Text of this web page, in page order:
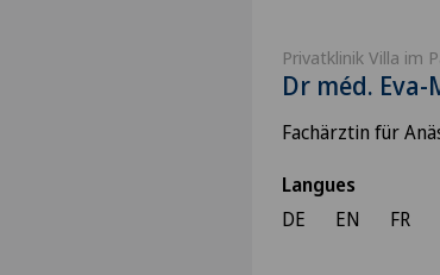
Privatklinik Villa im
Dr méd.
Fachärztin für
Langues
DE
EN FR